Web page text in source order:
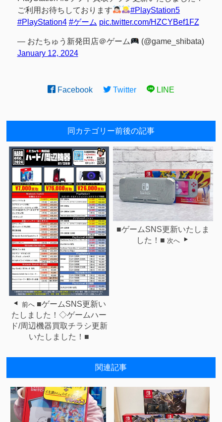
ご利用お待ちしております
#PlayStation5
#PlayStation4 #ゲーム pic.twitter.com/HZCYBef1FZ
— おたちゅう新発田店＠ゲーム
(@game_shibata)
January 12, 2024
Facebook Twitter LINE
同カテゴリー前後の記事
前へ ■ゲームSNS更新い
たしました！◇ゲームハー
ド/周辺機器買取チラシ更新
いたしました！■
■ゲームSNS更新いたしま
した！■ 次へ
関連記事